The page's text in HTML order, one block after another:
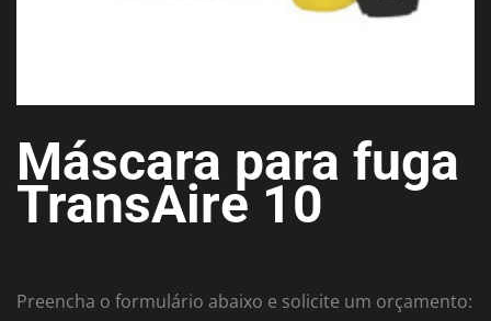
Máscara para fuga
TransAire 10
Preencha o formulário abaixo e solicite um orçamento: